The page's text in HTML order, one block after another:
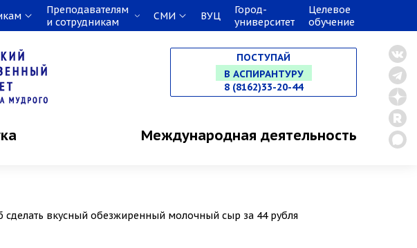
Преподавателям
и сотрудникам
СМИ ВУЦ
Город-
университет
Целевое
обучение
ПОСТУПАЙ
НА СПЕЦИАЛИТЕТ
В МАГИСТРАТУРУ
8 (8162)33-20-44
Международная деятельность
сделать вкусный обезжиренный молочный сыр за 44 рубля